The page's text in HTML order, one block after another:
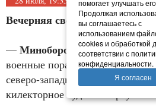
Вечерняя сводка новостей:
— Минобороны РФсообщило,
военные поразили балкер с
северо-западной акватории
килекторное судно в порту
помогает улучшать
Продолжая
вы соглашаетесь с
использованием
cookies и обработкой
соответствии с
конфиденциальности.
Я согласен